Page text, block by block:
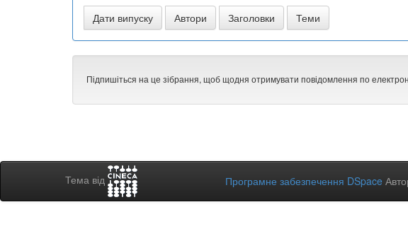
Підпишіться на це зібрання, щоб щодня отримувати повідомлення по
Тема від Програмне забезпечення DSpace